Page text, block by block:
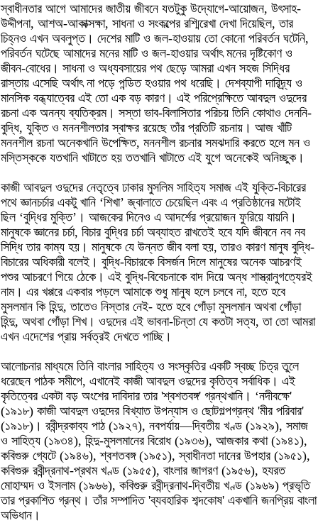
স্বাধীনতার আগে আমাদের জাতীয় জীবনে যতটুকু উদ্যোগে-আয়োজন, উৎসাহ-
উদ্দীপনা, আশঅ-আকাক্সক্ষা, সাধনা ও সংকল্পের রশ্মিরেখা দেখা দিয়েছিল, তার
চিহ্নও এখন অবলুপ্ত। দেশের মাটি ও জল-হাওয়ায় তো কোনো পরিবর্তন ঘটেনি,
পরিবর্তন ঘটেছে আমাদের মনের মাটি ও জল-হাওয়ার অর্থাৎ মনের দৃষ্টিকোণ ও
জীবন-বোধের। সাধনা ও অধ্যবসায়ের পথ ছেড়ে আমরা এখন সহজ সিদ্ধির
রাস্তায় এসেছি অর্থাৎ না পড়ে পন্ডিত হওয়ার পথ ধরেছি। দেশব্যাপী দারিদ্র্য ও
মানসিক বন্ধ্যাত্বের এই তো এক বড় কারণ। এই পরিপ্রেক্ষিতে আবদুল ওদুদের
রচনা এক অনন্য ব্যতিক্রম। সস্তা ভাব-বিলাসিতার পরিচয় তিনি কোথাও দেননি-
বুদ্ধি, যুক্তি ও মননশীলতার স্বাক্ষর রয়েছে তাঁর প্রতিটি রচনায়। আজ খাঁটি
মননশীল রচনা অনেকখানি উপেক্ষিত, মননশীল রচনার সমঝদারি করতে হলে মন ও
মস্তিস্ককে যতখানি খাটাতে হয় ততখানি খাটাতে এই যুগে অনেকেই অনিচ্ছুক।
কাজী আবদুল ওদুদের নেতৃত্বে ঢাকার মুসলিম সাহিত্য সমাজ এই যুক্তি-বিচারের
পথে জ্ঞানচর্চার একটু খানি ‘শিখা’ জ্বালাতে চেয়েছিল এবং এ প্রতিষ্ঠানের মটোই
ছিল ‘বুদ্ধির মুক্তি’। আজকের দিনেও এ আদর্শের প্রয়োজন ফুরিয়ে যায়নি।
মানুষকে জ্ঞানের চর্চা, বিচার বুদ্ধির চর্চা অব্যাহত রাখতেই হবে যদি জীবনে নব নব
সিদ্ধি তার কাম্য হয়। মানুষকে যে উন্নত জীব বলা হয়, তারও কারণ মানুষ বুদ্ধি-
বিচারের অধিকারী বলেই। বুদ্ধি-বিচারকে বিসর্জন দিলে মানুষের অনেক আচরণই
পশুর আচরণে গিয়ে ঠেকে। এই বুদ্ধি-বিবেচনাকে বাদ দিয়ে অন্ধ শাস্ত্রানুগত্যেরই
নাম। এর খপ্পরে একবার পড়লে আমাকে শুধু মানুষ হলে চলবে না, হতে হবে
মুসলমান কি হিন্দু, তাতেও নিস্তার নেই- হতে হবে গোঁড়া মুসলমান অথবা গোঁড়া
হিন্দু, অথবা গোঁড়া শিখ। ওদুদের এই ভাবনা-চিন্তা যে কতটা সত্য, তা তো আমরা
এখন এদেশের প্রায় সর্বত্রই দেখতে পাচ্ছি।
আলোচনার মাধ্যমে তিনি বাংলার সাহিত্য ও সংস্কৃতির একটি স্বচ্ছ চিত্র তুলে
ধরেছেন পাঠক সমীপে, এখানেই কাজী আবদুল ওদুদের কৃতিত্ব সর্বাধিক। এই
কৃতিত্বের একটা বড় অংশের দাবিদার তার 'শ্বশতবঙ্গ' গ্রন্থখানি। ‘নদীবক্ষে'
(১৯১৮) কাজী আবদুল ওদুদের বিখ্যাত উপন্যাস ও ছোটগল্পগ্রন্থ 'মীর পরিবার'
(১৯১৮)। রবীন্দ্রকাব্য পাঠ (১৯২৭), নবপর্যায়—দ্বিতীয় খণ্ড (১৯২৯), সমাজ
ও সাহিত্য (১৯৩৪), হিন্দু-মুসলমানের বিরোধ (১৯৩৬), আজকার কথা (১৯৪১),
কবিগুরু গ্যেটে (১৯৪৬), শ্বশতবঙ্গ (১৯৫১), স্বাধীনতা দানের উপহার (১৯৫১),
কবিগুরু রবীন্দ্রনাথ-প্রথম খণ্ড (১৯৫৫), বাংলার জাগরণ (১৯৫৬), হযরত
মোহাম্মদ ও ইসলাম (১৯৬৬), কবিগুরু রবীন্দ্রনাথ-দ্বিতীয় খণ্ড (১৯৬৯) প্রভৃতি
তার প্রকাশিত গ্রন্থ। তাঁর সম্পাদিত 'ব্যবহারিক শব্দকোষ' একখানি জনপ্রিয় বাংলা
অভিধান।